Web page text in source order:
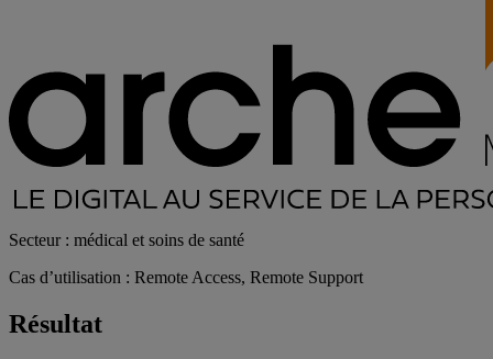
Secteur : médical et soins de santé
Cas d’utilisation : Remote Access, Remote Support
Résultat